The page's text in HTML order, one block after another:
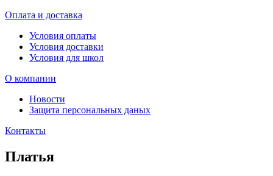
Оплата и доставка
Условия оплаты
Условия доставки
Условия для школ
О компании
Новости
Защита персональных даных
Контакты
Платья